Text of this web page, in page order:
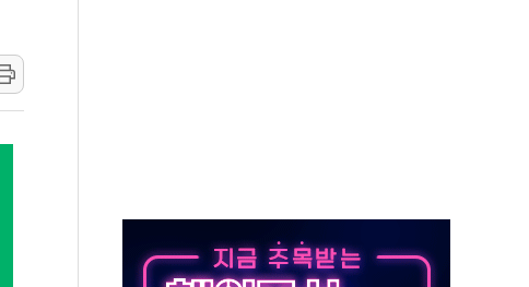
결과 발표...김민석 47.37% 정청래 45.71% 송영길 6.92%
과 발표...정청래 47.82% 김민석 46.35% 송영길 5.83%
고객 400명 맞이…"마음 잇는 시간 되길"
'태극기 거꾸로' 논란…이틀만에 철거